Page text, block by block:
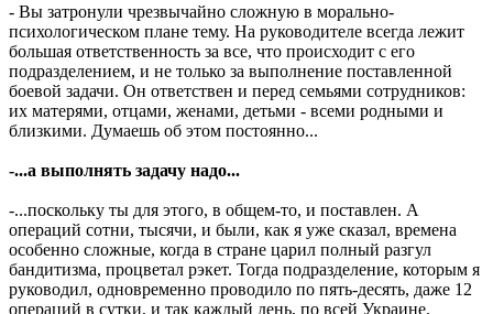
- Вы затронули чрезвычайно сложную в морально-
психологическом плане тему. На руководителе всегда лежит
большая ответственность за все, что происходит с его
подразделением, и не только за выполнение поставленной
боевой задачи. Он ответствен и перед семьями сотрудников:
их матерями, отцами, женами, детьми - всеми родными и
близкими. Думаешь об этом постоянно...
-...а выполнять задачу надо...
-...поскольку ты для этого, в общем-то, и поставлен. А
операций сотни, тысячи, и были, как я уже сказал, времена
особенно сложные, когда в стране царил полный разгул
бандитизма, процветал рэкет. Тогда подразделение, которым я
руководил, одновременно проводило по пять-десять, даже 12
операций в сутки, и так каждый день, по всей Украине.